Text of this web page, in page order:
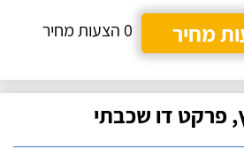
מחיר
0 הצעות מחיר
פרקט דו שכבתי